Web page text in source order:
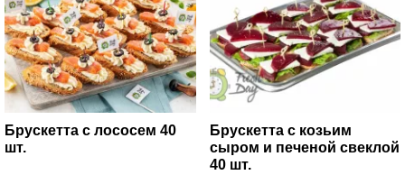
Брускетта с лососем 40
шт.
Брускетта с козьим
сыром и печеной свеклой
40 шт.